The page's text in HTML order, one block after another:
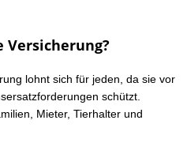
Versicherung?
lohnt sich für jeden, da sie vor
schützt.
Mieter, Tierhalter und